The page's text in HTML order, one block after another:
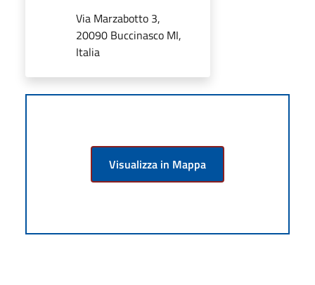
Via Marzabotto 3,
20090 Buccinasco MI,
Italia
Visualizza in Mappa